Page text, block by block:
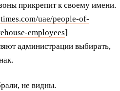
прикрепит к своему имени.
uae/people-of-
employees]
администрации выбирать,
не видны.